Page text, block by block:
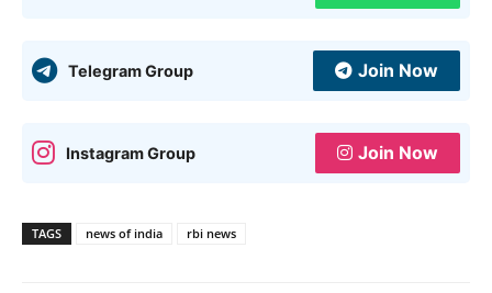
Telegram Group Join Now
Instagram Group Join Now
TAGS news of india rbi news